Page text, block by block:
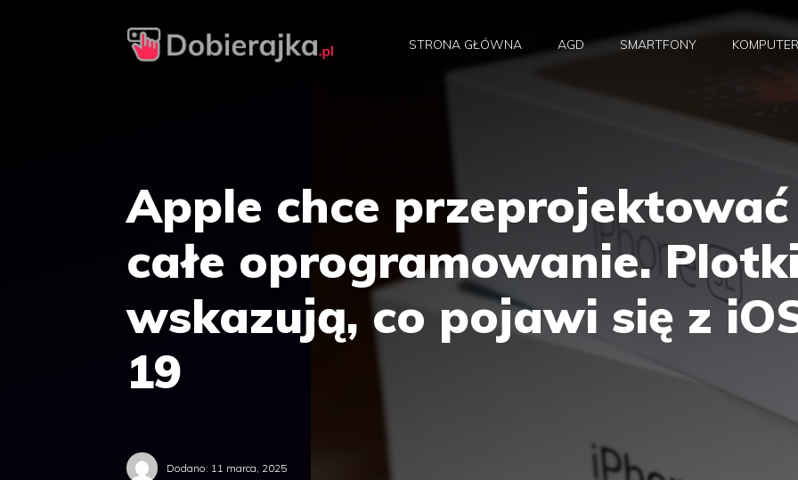
STRONA GŁÓWNA AGD SMARTFONY
Apple chce przeprojektować
całe oprogramowanie.
wskazują, co pojawi się z
19
Dodano: 11 marca, 2025